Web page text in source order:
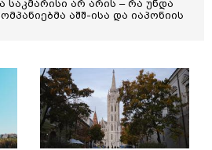
საკმარისი არ არის – რა უნდა
აშშ-ისა და იაპონიის